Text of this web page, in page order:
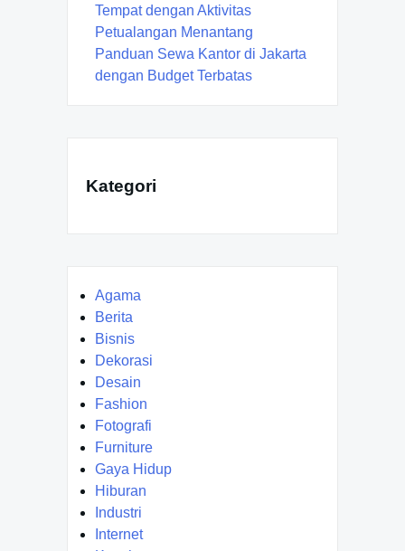
Tempat dengan Aktivitas
Petualangan Menantang
Panduan Sewa Kantor di Jakarta
dengan Budget Terbatas
Kategori
Agama
Berita
Bisnis
Dekorasi
Desain
Fashion
Fotografi
Furniture
Gaya Hidup
Hiburan
Industri
Internet